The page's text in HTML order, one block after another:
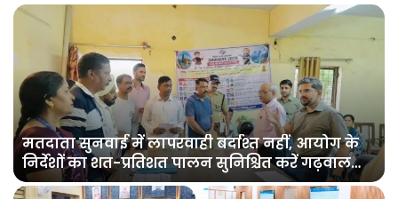
मतदाता सुनवाई में लापरवाही बर्दाश्त नहीं, आयोग के
निर्देशों का शत-प्रतिशत पालन सुनिश्चित करें गढ़वाल
आयुक्त